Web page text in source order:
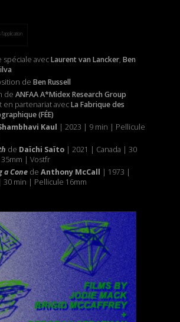
spéciale avecLaurent van Lancker, Ben
de Ben Russell
de ANFAA A*Midex Research Group
en partenariat avecLa Fabrique des
(FÉE)
Kaul | 2023 | 9 min | Pellicule
de Daïchi Saïto| 2021 | Canada | 30
| Vostfr
a Conede Anthony McCall | 1973 |
30 min | Pellicule 16mm